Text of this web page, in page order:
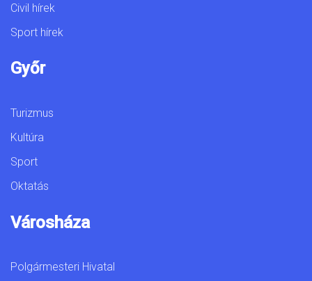
Civil hírek
Sport hírek
Győr
Turizmus
Kultúra
Sport
Oktatás
Városháza
Polgármesteri Hivatal